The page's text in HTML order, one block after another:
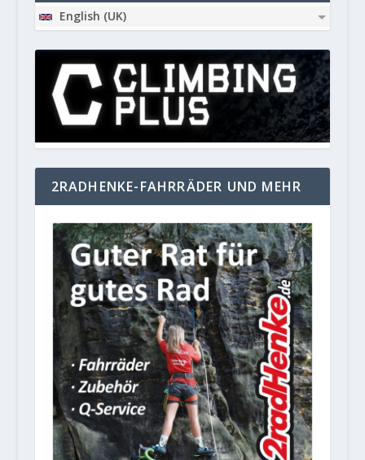
English (UK)
2RADHENKE-FAHRRÄDER UND MEHR